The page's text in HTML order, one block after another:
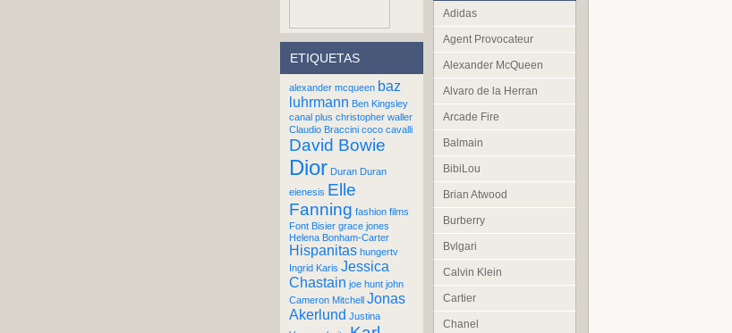
ETIQUETAS
alexander mcqueen baz
luhrmann Ben Kingsley
canal plus christopher waller
Claudio Braccini coco cavalli
David Bowie
Dior Duran Duran
eienesis Elle
Fanning fashion films
Font Bisier grace jones
Helena Bonham-Carter
Hispanitas hungertv
Ingrid Karis Jessica
Chastain joe hunt john
Cameron Mitchell Jonas
Akerlund Justina
Adidas
Agent Provocateur
Alexander McQueen
Alvaro de la Herran
Arcade Fire
Balmain
BibiLou
Brian Atwood
Burberry
Bvlgari
Calvin Klein
Cartier
Chanel